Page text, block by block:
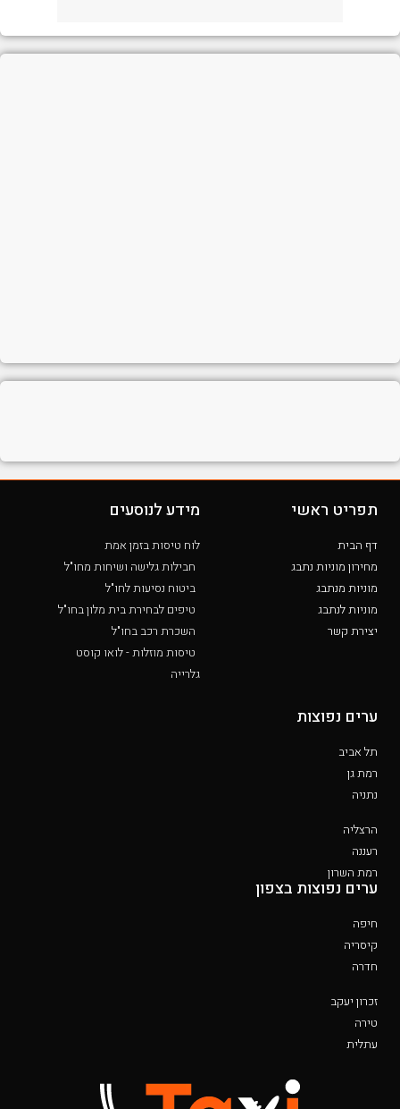
תפריט ראשי
דף הבית
מחירון מוניות נתבג
מוניות מנתבג
מוניות לנתבג
יצירת קשר
מידע לנוסעים
לוח טיסות בזמן אמת
חבילות גלישה ושיחות מחו"ל
ביטוח נסיעות לחו"ל
טיפים לבחירת בית מלון בחו"ל
השכרת רכב בחו"ל
טיסות מוזלות - לואו קוסט
גלרייה
ערים נפוצות
תל אביב
רמת גן
נתניה
הרצליה
רעננה
רמת השרון
ערים נפוצות בצפון
חיפה
קיסריה
חדרה
זכרון יעקב
טירה
עתלית